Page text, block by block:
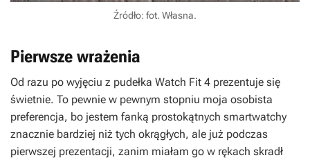
Źródło: fot. Własna.
Pierwsze wrażenia
Od razu po wyjęciu z pudełka Watch Fit 4 prezentuje się
świetnie. To pewnie w pewnym stopniu moja osobista
preferencja, bo jestem fanką prostokątnych smartwatchy
znacznie bardziej niż tych okrągłych, ale już podczas
pierwszej prezentacji, zanim miałam go w rękach skradł